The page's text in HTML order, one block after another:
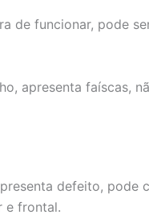
de funcionar, pode
apresenta faíscas,
defeito, pode
e frontal.